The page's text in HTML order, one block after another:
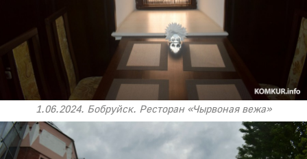
1.06.2024. Бобруйск. Ресторан «Чырвоная вежа»